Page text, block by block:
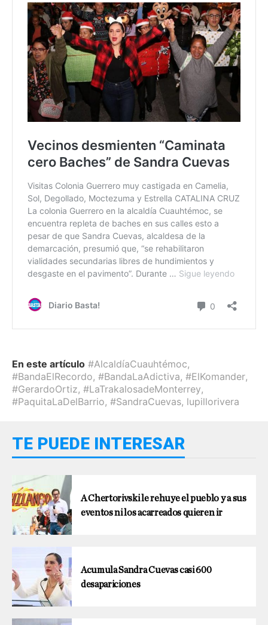
En este artículo #AlcaldíaCuauhtémoc,
#BandaElRecordo, #BandaLaAdictiva, #ElKomander,
#GerardoOrtiz, #LaTrakalosadeMonterrey,
#PaquitaLaDelBarrio, #SandraCuevas, lupillorivera
TE PUEDE INTERESAR
A Chertorivski le rehuye el pueblo y a sus
eventos ni los acarreados quieren ir
Acumula Sandra Cuevas casi 600
desapariciones